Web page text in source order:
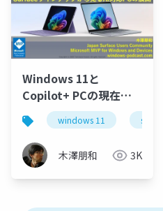
Windows 11と
Copilot+ PCの現在地 -
Surfaceラインナップ
から見るAI対応PCの展
開
windows 11 surface
木澤朋和 3K